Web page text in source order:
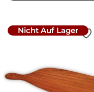
Nicht Auf Lager